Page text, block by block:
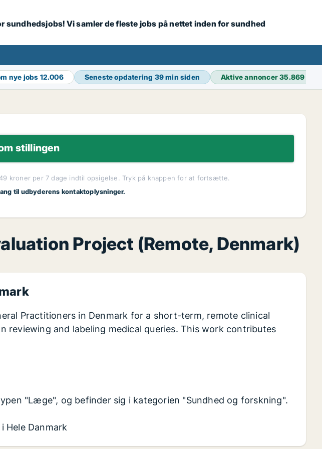
sundhedsjobs! Vi samler de fleste jobs på nettet inden for sundhed
nye jobs 12.006 Seneste opdatering 39 min siden Aktive annoncer35.869
stillingen
kroner per 7 dage indtil opsigelse. Tryk på knappen for at fortsætte.
til udbyderens kontaktoplysninger.
Project (Remote, Denmark)
Practitioners in Denmark for a short-term, remote clinical
reviewing and labeling medical queries. This work contributes
"Læge", og befinder sig i kategorien "Sundhed og forskning".
Hele Danmark